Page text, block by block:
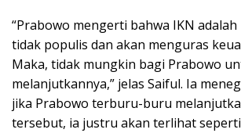
“Prabowo mengerti bahwa IKN
tidak populis dan akan menguras
Maka, tidak mungkin bagi Prabowo
melanjutkannya,” jelas Saiful. Ia
jika Prabowo terburu-buru
tersebut, ia justru akan terlihat seperti